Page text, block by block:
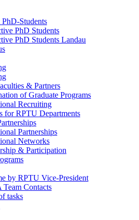
Students
PhD Students
PhD Students Landau
& Partners
of Graduate Programs
Recruiting
for RPTU Departments
Partnerships
Networks
& Participation
by RPTU Vice-President
Team Contacts
tasks